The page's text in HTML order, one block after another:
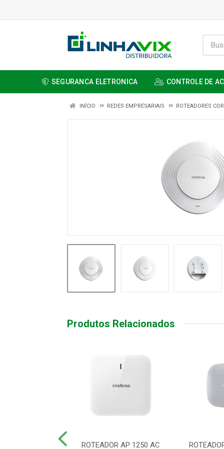
SEGURANCA ELETRONICA CONTROLE DE
INÍCIO REDES EMPRESARIAIS ROTEADORES
Produtos Relacionados
ROTEADOR AP 1250 AC